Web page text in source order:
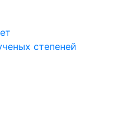
степеней